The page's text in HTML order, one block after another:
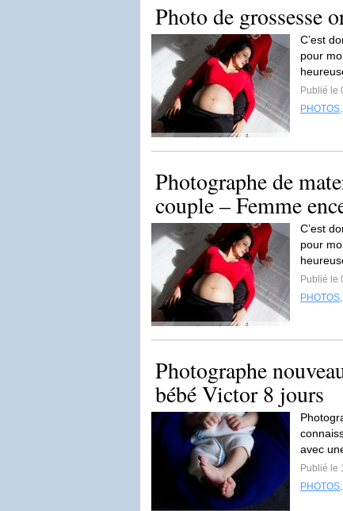
Photo de grossesse
C’est
pour
Publié le
PHOTOS,
Photographe de
couple – Femme
C’est
pour
Publié le
PHOTOS,
Photographe
bébé Victor 8 jours
avec
Publié le
PHOTOS,